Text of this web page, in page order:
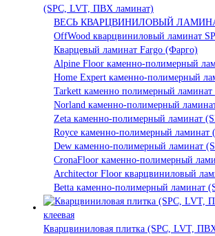
(SPC, LVT, ПВХ ламинат)
ВЕСЬ КВАРЦВИНИЛОВЫЙ
OffWood кварцвиниловый ламинат
Кварцевый ламинат Fargo (Фарго)
Alpine Floor каменно-полимерный
Home Expert каменно-полимерный
Tarkett каменно полимерный ламинат
Norland каменно-полимерный
Zeta каменно-полимерный ламинат
Royce каменно-полимерный ламинат
Dew каменно-полимерный ламинат
CronaFloor каменно-полимерный
Architector Floor кварцвиниловый
Betta каменно-полимерный ламинат
Кварцвиниловая плитка (SPC, LVT,